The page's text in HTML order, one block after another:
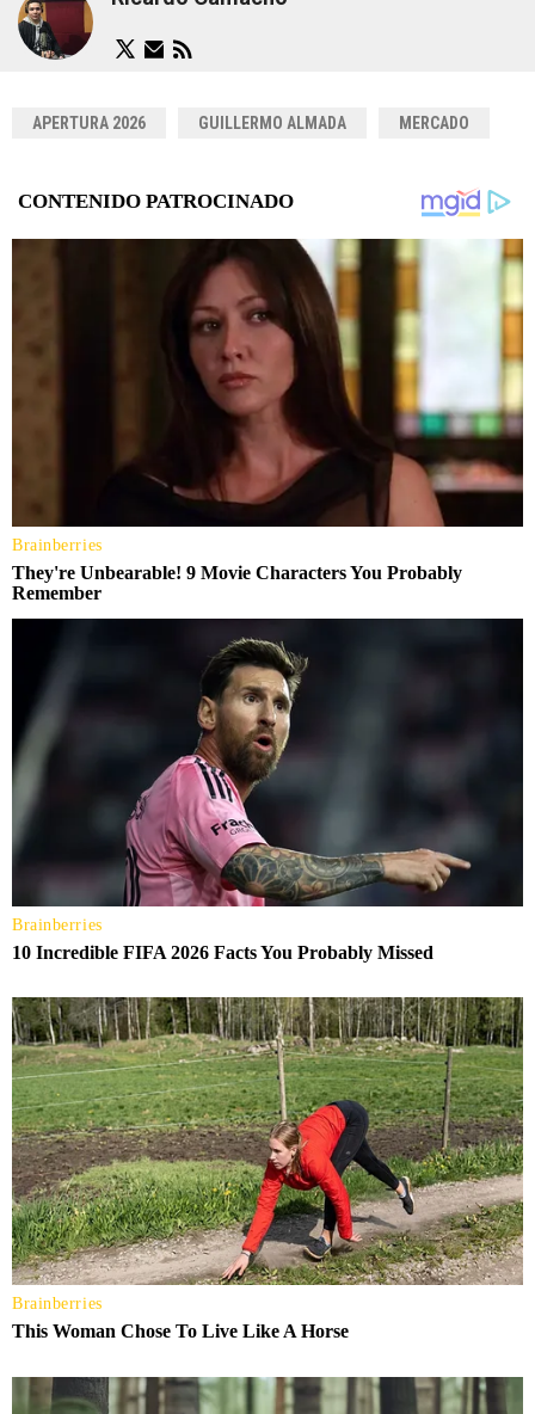
APERTURA 2026 GUILLERMO ALMADA MERCADO